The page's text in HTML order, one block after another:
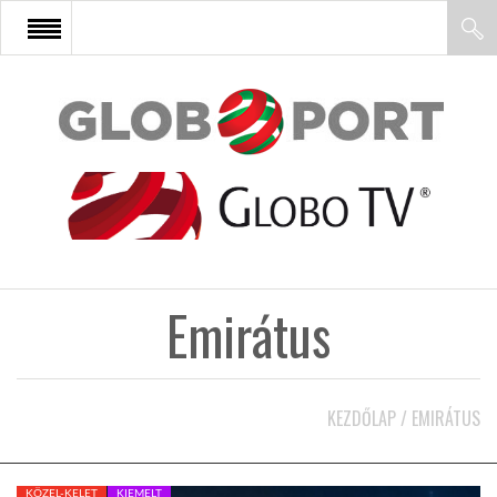
FŐOLDAL
AFRIKA
Emirátus
KEZDŐLAP / EMIRÁTUS
KÖZEL-KELET KIEMELT